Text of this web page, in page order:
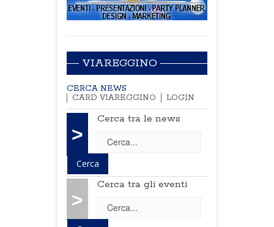
VIAREGGINO
CERCA NEWS
CARD VIAREGGINO
LOGIN
>
Cerca tra le news
>
Cerca tra gli eventi